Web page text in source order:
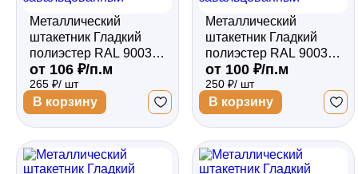
Водосточная система
Профили для гипсокартона
Дача и сад
Металлический
штакетник Гладкий
полиэстер RAL 9003
(Белый) 2500*118*0,5
двухсторонний
Полукруглый
квадратный
от 106 ₽/п.м
265 ₽/ шт
В корзину
Металлический
штакетник Гладкий
полиэстер RAL 9003
(Белый) 2500*118*0,45
двухсторонний
Полукруглый
квадратный
от 100 ₽/п.м
250 ₽/ шт
В корзину